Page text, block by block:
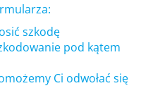
szkodę
pod kątem
Ci odwołać się